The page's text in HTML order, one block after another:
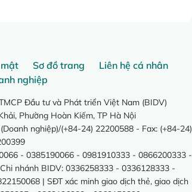
Sơ đồ trang
Liên hệ cá nhân
nghiệp
Đầu tư và Phát triển Việt Nam (BIDV)
Phường Hoàn Kiếm, TP Hà Nội
nghiệp)/(+84-24) 22200588 - Fax: (+84-24)
- 0385190066 - 0981910333 - 0866200333 -
nhánh BIDV: 0336258333 - 0336128333 -
| SĐT xác minh giao dịch thẻ, giao dịch